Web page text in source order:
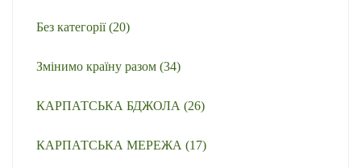
Без категорії(20)
Змінимо країну разом (34)
КАРПАТСЬКА БДЖОЛА (26)
КАРПАТСЬКА МЕРЕЖА (17)